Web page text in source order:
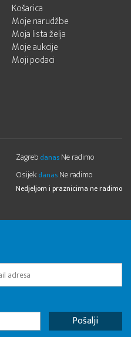
Košarica
Moje narudžbe
Moja lista želja
Moje aukcije
Moji podaci
Zagreb danas Ne radimo
Osijek danas Ne radimo
Nedjeljom i praznicima ne radimo